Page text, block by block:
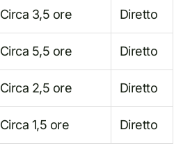
Circa 3,5 ore Diretto
Circa 5,5 ore Diretto
Circa 2,5 ore Diretto
Circa 1,5 ore Diretto